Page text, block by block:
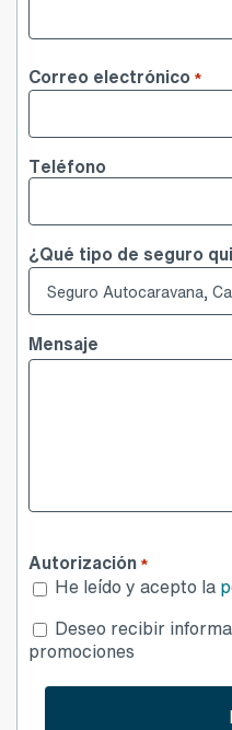
Nombre
Teléfono
¿Qué tipo de seguro
Mensaje
He leído y acepto la
Desea
publicidad
Deseo recibir
promociones